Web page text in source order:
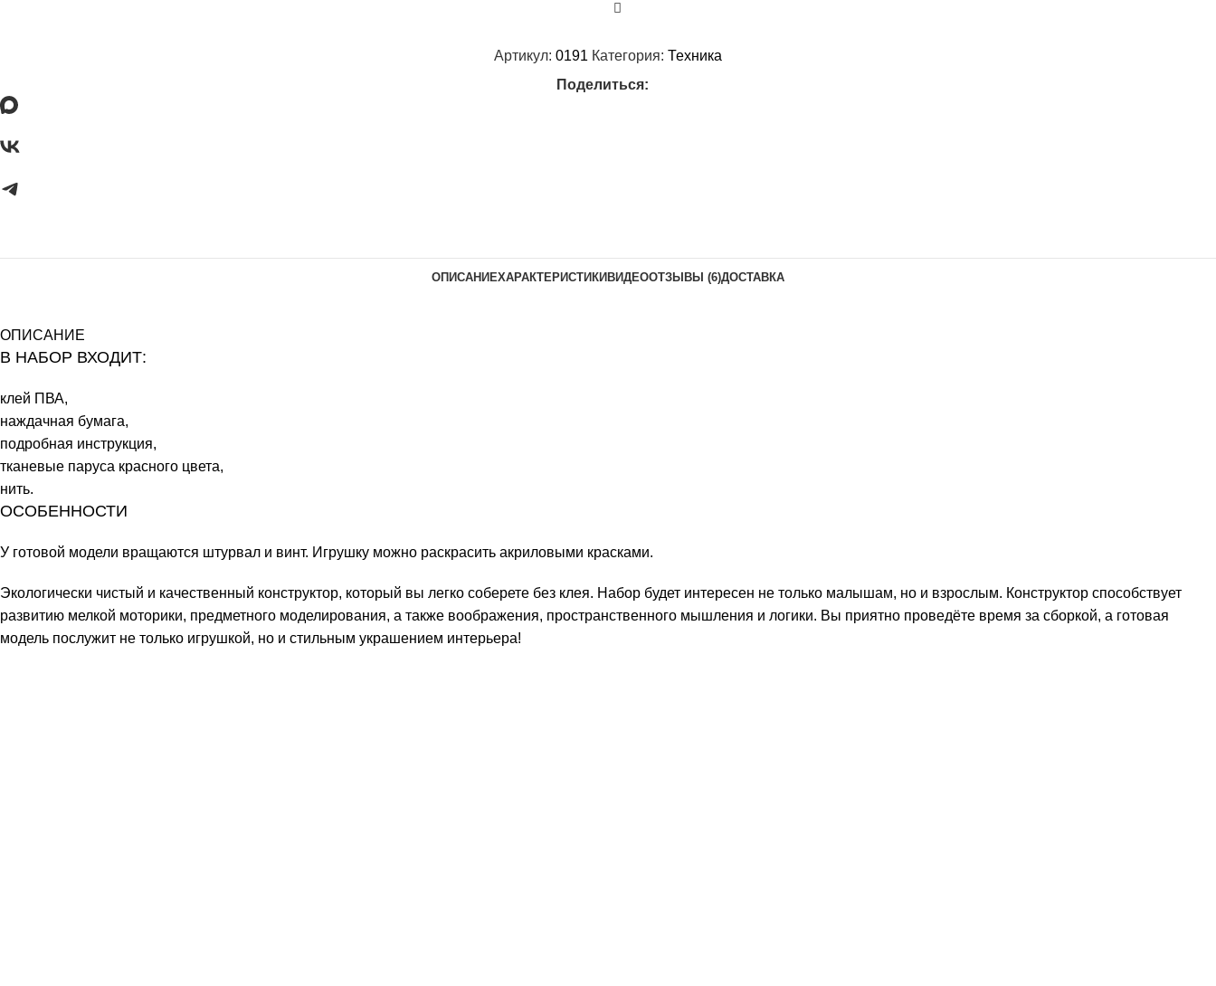
Артикул: 0191 Категория: Техника
Поделиться:
ОПИСАНИЕХАРАКТЕРИСТИКИ ВИДЕООТЗЫВЫ (6)ДОСТАВКА
ОПИСАНИЕ
В НАБОР ВХОДИТ:
клей ПВА,
наждачная бумага,
подробная инструкция,
тканевые паруса красного цвета,
нить.
ОСОБЕННОСТИ
У готовой модели вращаются штурвал и винт. Игрушку можно раскрасить акриловыми красками.
Экологически чистый и качественный конструктор, который вы легко соберете без клея. Набор будет интересен не только малышам, но и взрослым. Конструктор способствует
развитию мелкой моторики, предметного моделирования, а также воображения, пространственного мышления и логики. Вы приятно проведёте время за сборкой, а готовая
модель послужит не только игрушкой, но и стильным украшением интерьера!